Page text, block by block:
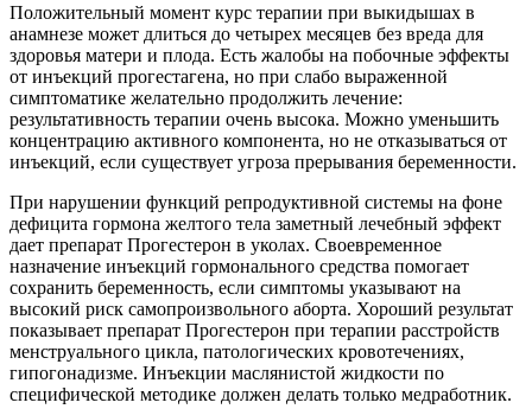
Положительный момент курс терапии при выкидышах в
анамнезе может длиться до четырех месяцев без вреда для
здоровья матери и плода. Есть жалобы на побочные эффекты
от инъекций прогестагена, но при слабо выраженной
симптоматике желательно продолжить лечение:
результативность терапии очень высока. Можно уменьшить
концентрацию активного компонента, но не отказываться от
инъекций, если существует угроза прерывания беременности.
При нарушении функций репродуктивной системы на фоне
дефицита гормона желтого тела заметный лечебный эффект
дает препарат Прогестерон в уколах. Своевременное
назначение инъекций гормонального средства помогает
сохранить беременность, если симптомы указывают на
высокий риск самопроизвольного аборта. Хороший результат
показывает препарат Прогестерон при терапии расстройств
менструального цикла, патологических кровотечениях,
гипогонадизме. Инъекции маслянистой жидкости по
специфической методике должен делать только медработник.